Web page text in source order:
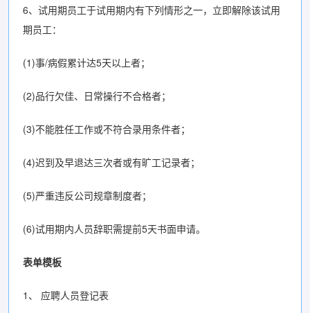
6、试用期员工于试用期内有下列情形之一，立即解除该试用
期员工：
(1)事/病假累计达5天以上者；
(2)品行欠佳、日常操行不合格者；
(3)不能胜任工作或不符合录用条件者；
(4)迟到及早退达三次者或有旷工记录者；
(5)严重违反公司规章制度者；
(6)试用期内人员辞职需提前5天书面申请。
表单模板
1、 应聘人员登记表